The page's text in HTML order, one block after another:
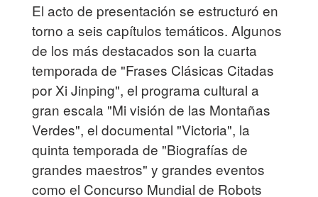
El acto de presentación se estructuró en
torno a seis capítulos temáticos. Algunos
de los más destacados son la cuarta
temporada de "Frases Clásicas Citadas
por Xi Jinping", el programa cultural a
gran escala "Mi visión de las Montañas
Verdes", el documental "Victoria", la
quinta temporada de "Biografías de
grandes maestros" y grandes eventos
como el Concurso Mundial de Robots